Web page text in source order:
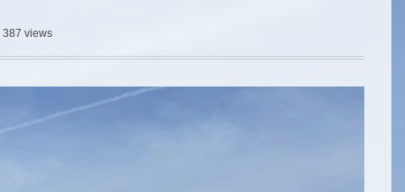
387 views